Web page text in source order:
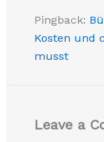
Pingback:
Kosten und
musst
Leave a